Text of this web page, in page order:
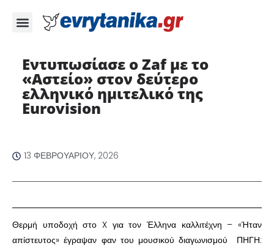
Εντυπωσίασε ο Zaf με το
«Αστείο» στον δεύτερο
ελληνικό ημιτελικό της
Eurovision
13 ΦΕΒΡΟΥΑΡΊΟΥ, 2026
Θερμή υποδοχή στο X για τον Έλληνα καλλιτέχνη – «Ήταν
απίστευτος» έγραψαν φαν του μουσικού διαγωνισμού ΠΗΓΗ: